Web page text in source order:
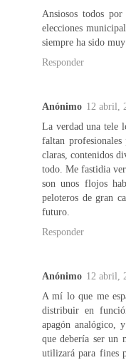
Ansiosos todos
elecciones
siempre ha sido muy
Responder
Anónimo 12 abril,
La verdad una tele
faltan
claras, contenidos
todo. Me fastidia
son unos flojos
peloteros de gran
futuro.
Responder
Anónimo 12 abril,
A mí lo que me
distribuir en
apagón analógico,
que debería ser un
utilizará para fines